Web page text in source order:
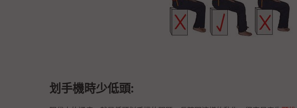
划手機時少低頭: